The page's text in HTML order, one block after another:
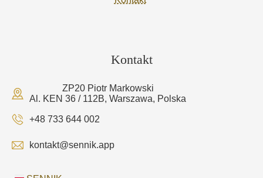
Kontakt
ZP20 Piotr Markowski
Al. KEN 36 / 112B, Warszawa, Polska
+48 733 644 002
kontakt@sennik.app